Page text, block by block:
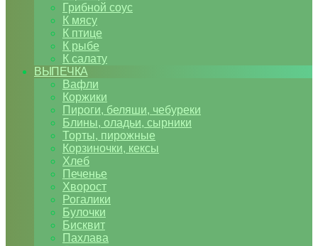
Грибной соус
К мясу
К птице
К рыбе
К салату
ВЫПЕЧКА
Вафли
Коржики
Пироги, беляши, чебуреки
Блины, оладьи, сырники
Торты, пирожные
Корзиночки, кексы
Хлеб
Печенье
Хворост
Рогалики
Булочки
Бисквит
Пахлава